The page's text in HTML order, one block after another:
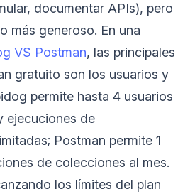
documentar APIs), pero
más generoso. En una
VS Postman, las principales
gratuito son los usuarios y
permite hasta 4 usuarios
ejecuciones de
Postman permite 1
de colecciones al mes.
los límites del plan